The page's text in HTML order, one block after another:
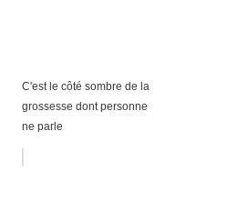
C'est le côté sombre de la
grossesse dont personne
ne parle